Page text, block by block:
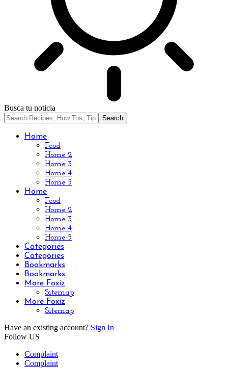
Busca tu noticia
Home
Food
Home 2
Home 3
Home 4
Home 5
Home
Food
Home 2
Home 3
Home 4
Home 5
Categories
Categories
Bookmarks
Bookmarks
More Foxiz
Sitemap
More Foxiz
Sitemap
Have an existing account? Sign In
Follow US
Complaint
Complaint